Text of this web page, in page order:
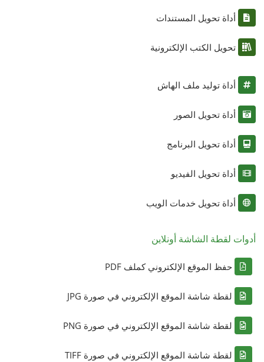
أداة تحويل المستندات
تحويل الكتب الإلكترونية
أداة توليد ملف الهاش
أداة تحويل الصور
أداة تحويل البرنامج
أداة تحويل الفيديو
أداة تحويل خدمات الويب
أدوات لقطة الشاشة أونلاين
حفظ الموقع الإلكتروني كملف PDF
لقطة شاشة الموقع الإلكتروني في صورة JPG
لقطة شاشة الموقع الإلكتروني في صورة PNG
لقطة شاشة الموقع الإلكتروني في صورة TIFF